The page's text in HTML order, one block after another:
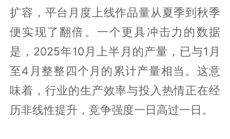
扩容，平台月度上线作品量从夏季到秋季
便实现了翻倍。一个更具冲击力的数据
是，2025年10月上半月的产量，已与1月
至4月整整四个月的累计产量相当。这意
味着，行业的生产效率与投入热情正在经
历非线性提升，竞争强度一日高过一日。